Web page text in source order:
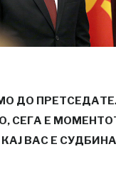
ДО
СЕГА Е
ВАС Е